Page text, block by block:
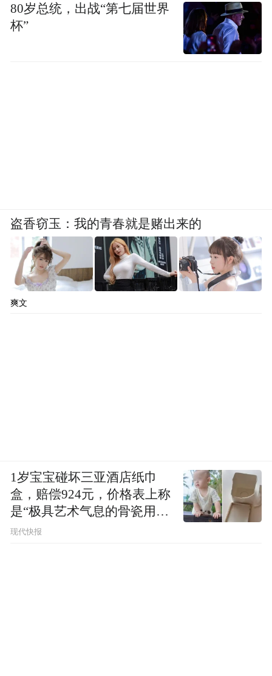
80岁总统，出战“第七届世界
杯”
盗香窃玉：我的青春就是赌出来的
爽文
1岁宝宝碰坏三亚酒店纸巾
盒，赔偿924元，价格表上称
是“极具艺术气息的骨瓷用
品”
现代快报